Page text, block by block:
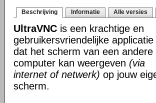
Beschrijving Informatie Alle versies
UltraVNC is een krachtige en
gebruikersvriendelijke applicatie
dat het scherm van een andere
computer kan weergeven (via
internet of netwerk) op jouw
scherm.